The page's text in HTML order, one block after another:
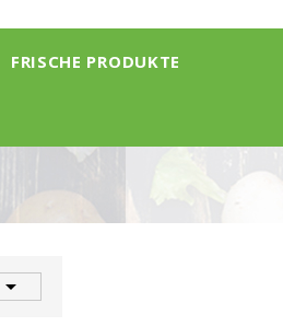
FRISCHE PRODUKTE
